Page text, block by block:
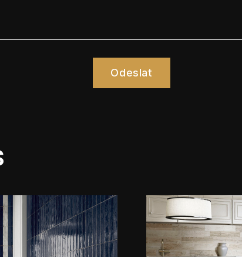
Odeslat